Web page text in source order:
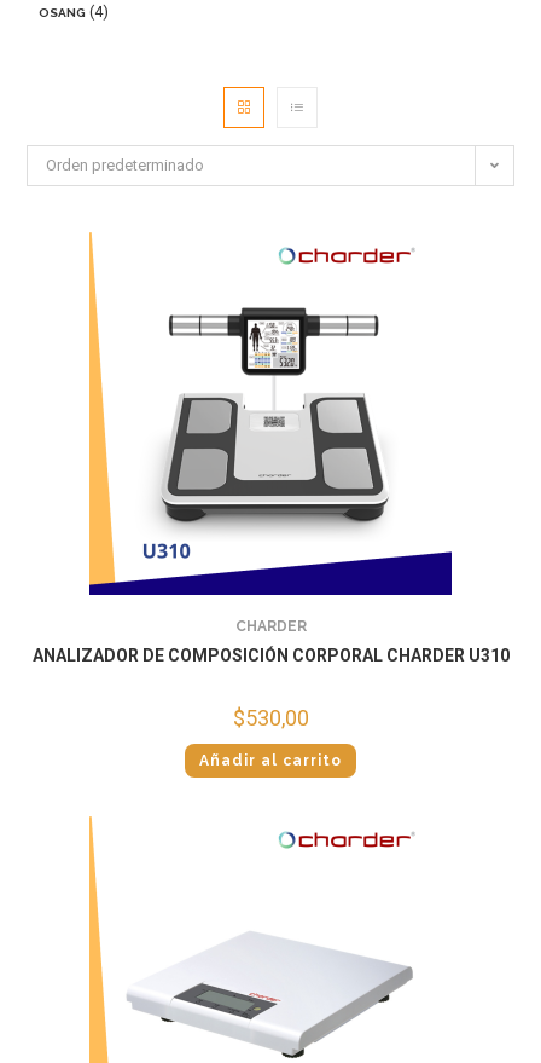
OSANG 4
Orden predeterminado
CHARDER
ANALIZADOR DE COMPOSICIÓN CORPORAL CHARDER U310
$530,00
Añadir al carrito